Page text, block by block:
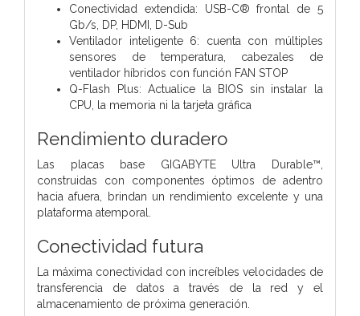
Conectividad extendida: USB-C® frontal de 5
Gb/s, DP, HDMI, D-Sub
Ventilador inteligente 6: cuenta con múltiples
sensores de temperatura, cabezales de
ventilador híbridos con función FAN STOP
Q-Flash Plus: Actualice la BIOS sin instalar la
CPU, la memoria ni la tarjeta gráfica
Rendimiento duradero
Las placas base GIGABYTE Ultra Durable™,
construidas con componentes óptimos de adentro
hacia afuera, brindan un rendimiento excelente y una
plataforma atemporal.
Conectividad futura
La máxima conectividad con increíbles velocidades de
transferencia de datos a través de la red y el
almacenamiento de próxima generación.